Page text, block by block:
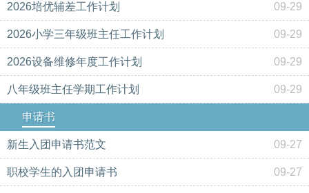
2026培优辅差工作计划 09-29
2026小学三年级班主任工作计划 09-29
2026设备维修年度工作计划 09-29
八年级班主任学期工作计划 09-29
申请书
新生入团申请书范文 09-27
职校学生的入团申请书 09-27